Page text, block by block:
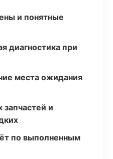
и понятные
диагностика при
места ожидания
и
по выполненным